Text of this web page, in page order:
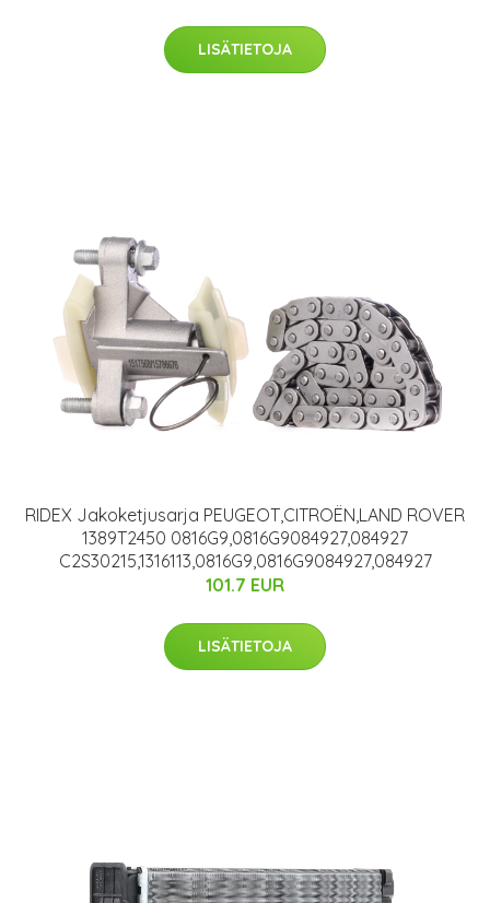
LISÄTIETOJA
RIDEX Jakoketjusarja PEUGEOT,CITROËN,LAND ROVER
1389T2450 0816G9,0816G9084927,084927
C2S30215,1316113,0816G9,0816G9084927,084927
101.7 EUR
LISÄTIETOJA